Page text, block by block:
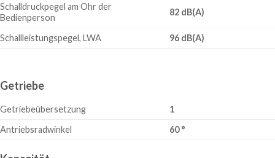
Schalldruckpegel am Ohr der
Bedienperson
82 dB(A)
Schallleistungspegel, LWA 96 dB(A)
Getriebe
Getriebeübersetzung
1
Antriebsradwinkel
60 °